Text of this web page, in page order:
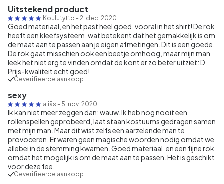
Uitstekend product
Koulutyttö - 2. dec. 2020
Goed materiaal, en het past heel goed, vooral in het shirt! De rok
heeft een kleefsysteem, wat betekent dat het gemakkelijk is om
de maat aan te passen aan je eigen afmetingen. Dit is een goede.
De rok gaat misschien ook een beetje omhoog, maar mijn man
leek het niet erg te vinden omdat de kont er zo beter uitziet: D
Prijs-kwaliteit echt goed!
Geverifieerde aankoop
sexy
äliäs - 5. nov. 2020
Ik kan niet meer zeggen dan: wauw. Ik heb nog nooit een
rollenspellen geprobeerd, laat staan kostuums gedragen samen
met mijn man. Maar dit wist zelfs een aarzelende man te
provoceren. Er waren geen magische woorden nodig omdat we
allebei in de stemming kwamen. Goed materiaal, en een fijne rok
omdat het mogelijk is om de maat aan te passen. Het is geschikt
voor deze fee.
Geverifieerde aankoop